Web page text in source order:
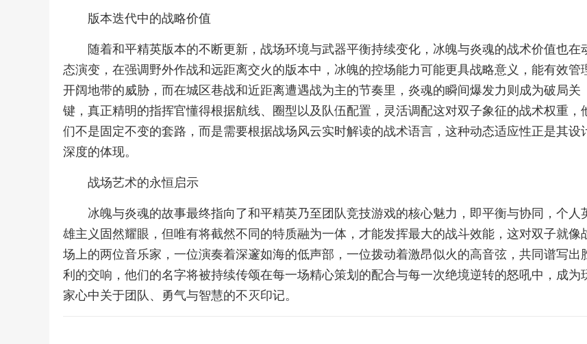
版本迭代中的战略价值
随着和平精英版本的不断更新，战场环境与武器平衡持续变化，冰魄与炎魂的战术价值也在
态演变，在强调野外作战和远距离交火的版本中，冰魄的控场能力可能更具战略意义，能有效管
开阔地带的威胁，而在城区巷战和近距离遭遇战为主的节奏里，炎魂的瞬间爆发力则成为破局关
键，真正精明的指挥官懂得根据航线、圈型以及队伍配置，灵活调配这对双子象征的战术权重，
们不是固定不变的套路，而是需要根据战场风云实时解读的战术语言，这种动态适应性正是其设
深度的体现。
战场艺术的永恒启示
冰魄与炎魂的故事最终指向了和平精英乃至团队竞技游戏的核心魅力，即平衡与协同，个人
雄主义固然耀眼，但唯有将截然不同的特质融为一体，才能发挥最大的战斗效能，这对双子就像
场上的两位音乐家，一位演奏着深邃如海的低声部，一位拨动着激昂似火的高音弦，共同谱写出
利的交响，他们的名字将被持续传颂在每一场精心策划的配合与每一次绝境逆转的怒吼中，成为
家心中关于团队、勇气与智慧的不灭印记。